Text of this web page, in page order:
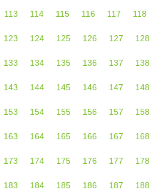
113 114 115 116 117 118
123 124 125 126 127 128
133 134 135 136 137 138
143 144 145 146 147 148
153 154 155 156 157 158
163 164 165 166 167 168
173 174 175 176 177 178
183 184 185 186 187 188